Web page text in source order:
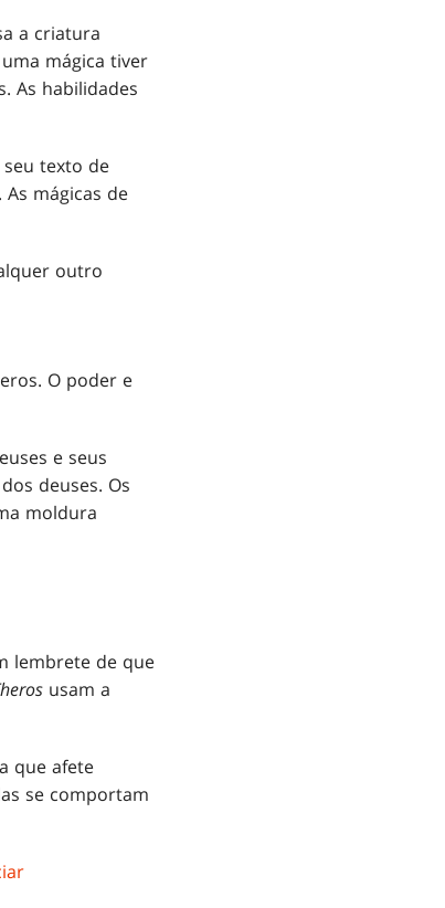
a criatura
mágica tiver
As habilidades
texto de
mágicas de
outro
O poder e
e seus
deuses. Os
moldura
lembrete de que
usam a
que afete
se comportam